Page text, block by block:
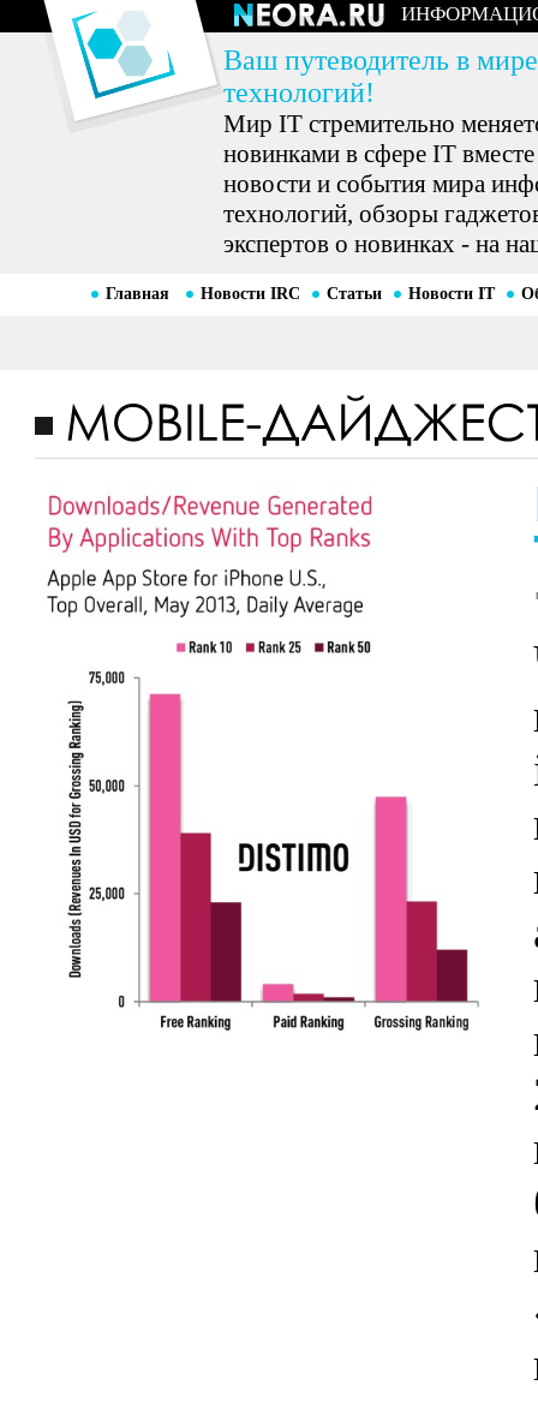
Ваш путеводитель в
технологий!
Мир IT стремительно
новинками в сфере IT
новости и события мира
технологий, обзоры
экспертов о новинках - на
Главная Новости IRC Статьи Новости IT